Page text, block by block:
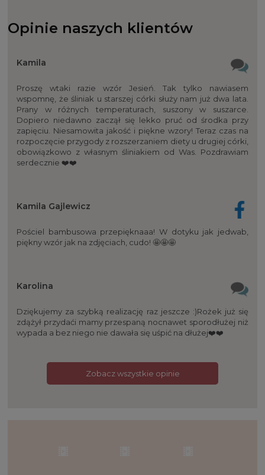
Opinie naszych klientów
Kamila
Proszę wtaki razie wzór Jesień. Tak tylko nawiasem
wspomnę, że śliniak u starszej córki służy nam już dwa lata.
Prany w różnych temperaturach, suszony w suszarce.
Dopiero niedawno zaczął się lekko pruć od środka przy
zapięciu. Niesamowita jakość i piękne wzory! Teraz czas na
rozpoczęcie przygody z rozszerzaniem diety u drugiej córki,
obowiązkowo z własnym śliniakiem od Was. Pozdrawiam
serdecznie ❤️❤️
Kamila Gajlewicz
Pościel bambusowa przepięknaaa! W dotyku jak jedwab,
piękny wzór jak na zdjęciach, cudo! 🤩🤩🤩
Karolina
Dziękujemy za szybką realizację raz jeszcze :)Rożek już się
zdążył przydaći mamy przespaną nocnawet sporodłużej niż
wypada a bez niego nie dawała się uśpić na dłużej❤️❤️
Zobacz wszystkie opinie